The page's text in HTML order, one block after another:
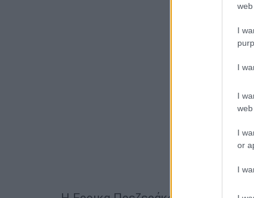
I
I
I
I
or
I